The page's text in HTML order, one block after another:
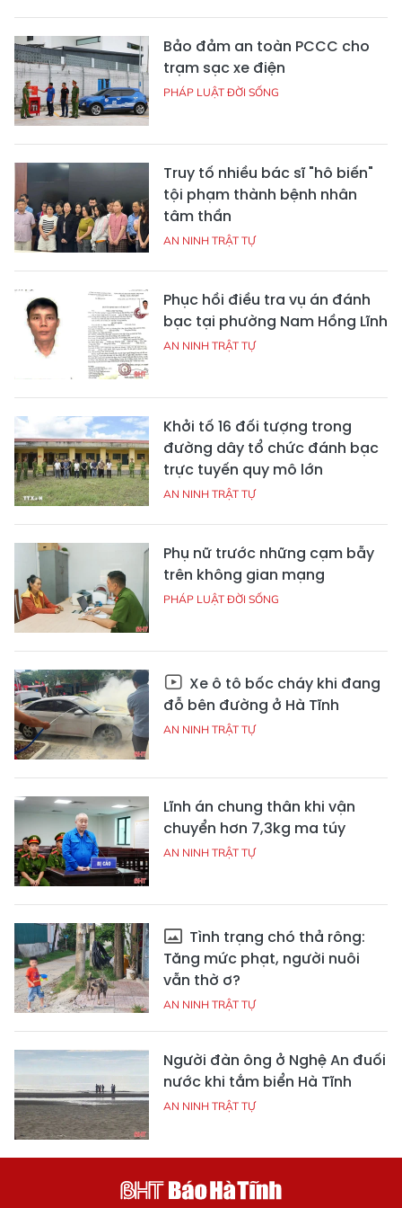
Bảo đảm an toàn PCCC cho
trạm sạc xe điện
PHÁP LUẬT ĐỜI SỐNG
Truy tố nhiều bác sĩ "hô biến"
tội phạm thành bệnh nhân
tâm thần
AN NINH TRẬT TỰ
Phục hồi điều tra vụ án đánh
bạc tại phường Nam Hồng Lĩnh
AN NINH TRẬT TỰ
Khởi tố 16 đối tượng trong
đường dây tổ chức đánh bạc
trực tuyến quy mô lớn
AN NINH TRẬT TỰ
Phụ nữ trước những cạm bẫy
trên không gian mạng
PHÁP LUẬT ĐỜI SỐNG
Xe ô tô bốc cháy khi đang
đỗ bên đường ở Hà Tĩnh
AN NINH TRẬT TỰ
Lĩnh án chung thân khi vận
chuyển hơn 7,3kg ma túy
AN NINH TRẬT TỰ
Tình trạng chó thả rông:
Tăng mức phạt, người nuôi
vẫn thờ ơ?
AN NINH TRẬT TỰ
Người đàn ông ở Nghệ An đuối
nước khi tắm biển Hà Tĩnh
AN NINH TRẬT TỰ